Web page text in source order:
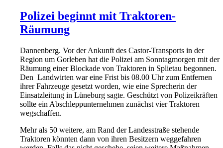
Polizei beginnt mit Traktoren-
Räumung
Dannenberg. Vor der Ankunft des Castor-Transports in der
Region um Gorleben hat die Polizei am Sonntagmorgen mit der
Räumung einer Blockade von Traktoren in Splietau begonnen.
Den Landwirten war eine Frist bis 08.00 Uhr zum Entfernen
ihrer Fahrzeuge gesetzt worden, wie eine Sprecherin der
Einsatzleitung in Lüneburg sagte. Geschützt von Polizeikräften
sollte ein Abschleppunternehmen zunächst vier Traktoren
wegschaffen.
Mehr als 50 weitere, am Rand der Landesstraße stehende
Traktoren könnten dann von ihren Besitzern weggefahren